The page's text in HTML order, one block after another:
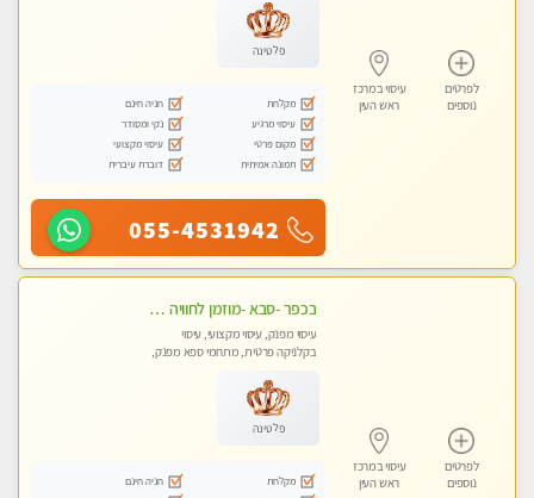
לפרטים
נוספים
עיסוי במרכז
ראש העין
פלטינה
מקלחת
חניה חינם
עיסוי מרגיע
נקי ומסודר
מקום פרטי
עיסוי מקצועי
תמונה אמיתית
דוברת עיברית
055-4531942
לפרטים
נוספים
עיסוי במרכז
ראש העין
בכפר -סבא -מוזמן לחוויה בלתי נשכחת!!!עיסוי מפנק ביותר מומלץ לחלוטין!!!
עיסוי מפנק, עיסוי מקצועי, עיסוי
בקלניקה פרטית, מתחמי ספא מפנק,
פלטינה
מקלחת
חניה חינם